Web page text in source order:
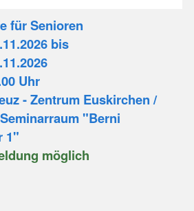
für Senioren
bis
Uhr
- Zentrum Euskirchen /
"Berni
1"
möglich